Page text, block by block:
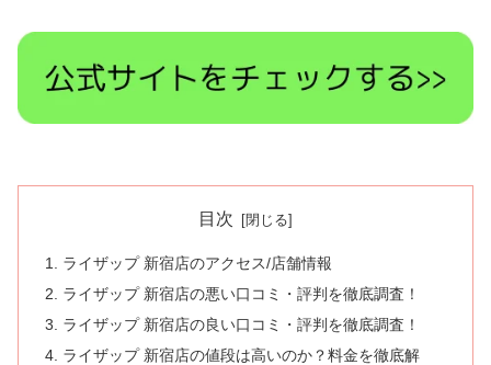
目次
ライザップ 新宿店のアクセス/店舗情報
ライザップ 新宿店の悪い口コミ・評判を徹底調査！
ライザップ 新宿店の良い口コミ・評判を徹底調査！
ライザップ 新宿店の値段は高いのか？料金を徹底解